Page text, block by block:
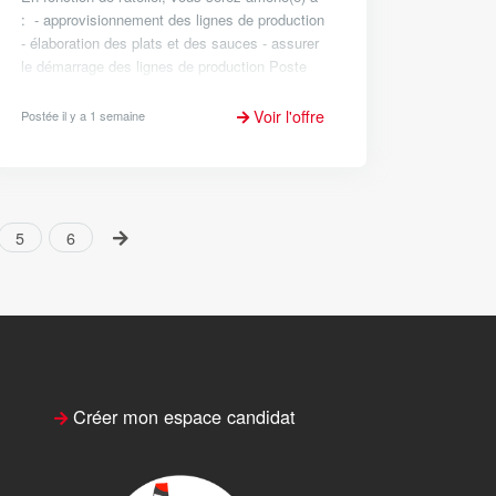
: - approvisionnement des lignes de production
- élaboration des plats et des sauces - assurer
le démarrage des lignes de production Poste
Postée il y a 1 semaine Voir l'offre
5 6
Créer mon espace candidat